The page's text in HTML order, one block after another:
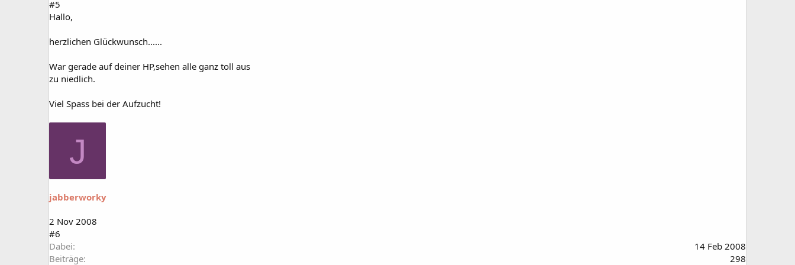
#5
Hallo,
herzlichen Glückwunsch......
War gerade auf deiner HP,sehen alle ganz toll aus
zu niedlich.
Viel Spass bei der Aufzucht!
J
jabberworky
2 Nov 2008
#6
Dabei
14 Feb 2008
Beiträge
298